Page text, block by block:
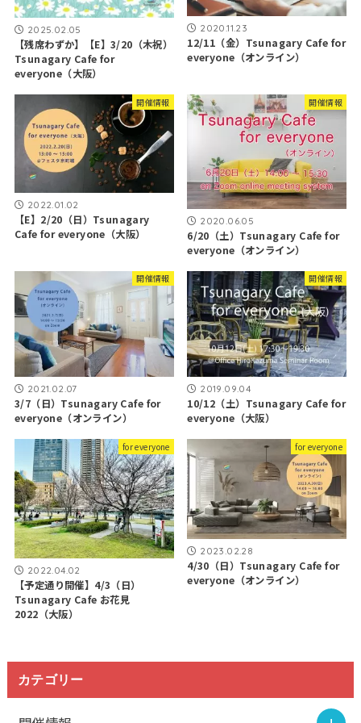
2025.02.05
【残席わずか】【E】3/20（木祝）
Tsunagary Cafe for
everyone（大阪）
2020.11.23
12/11（金）Tsunagary Cafe for
everyone（オンライン）
開催情報
2022.01.02
【E】2/20（日）Tsunagary
Cafe for everyone（大阪）
開催情報
2020.06.05
6/20（土）Tsunagary Cafe for
everyone（オンライン）
開催情報
2021.02.07
3/7（日）Tsunagary Cafe for
everyone（オンライン）
開催情報
2019.09.04
10/12（土）Tsunagary Cafe for
everyone（大阪）
for everyone
2022.04.02
【予定通り開催】4/3（日）
Tsunagary Cafe お花見
2022（大阪）
for everyone
2023.02.28
4/30（日）Tsunagary Cafe for
everyone（オンライン）
カテゴリー